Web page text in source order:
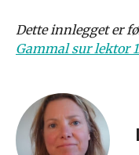
Dette innlegget er
Gammal sur lektor